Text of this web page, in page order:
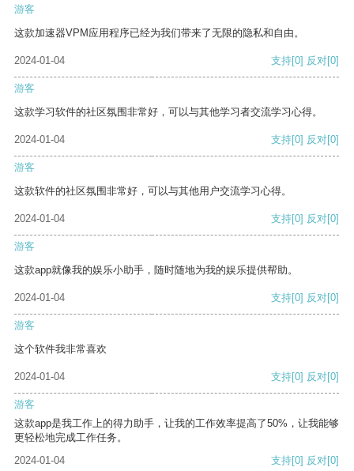
游客
这款加速器VPM应用程序已经为我们带来了无限的隐私和自由。
2024-01-04 支持[0] 反对[0]
游客
这款学习软件的社区氛围非常好，可以与其他学习者交流学习心得。
2024-01-04 支持[0] 反对[0]
游客
这款软件的社区氛围非常好，可以与其他用户交流学习心得。
2024-01-04 支持[0] 反对[0]
游客
这款app就像我的娱乐小助手，随时随地为我的娱乐提供帮助。
2024-01-04 支持[0] 反对[0]
游客
这个软件我非常喜欢
2024-01-04 支持[0] 反对[0]
游客
这款app是我工作上的得力助手，让我的工作效率提高了50%，让我能够
更轻松地完成工作任务。
2024-01-04
支持[0] 反对[0]